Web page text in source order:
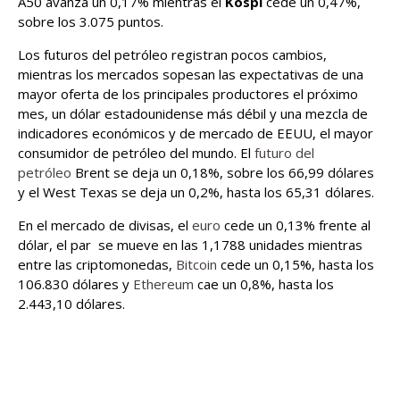
sobre los 3.075 puntos.
Los futuros del petróleo registran pocos cambios,
mientras los mercados sopesan las expectativas de una
mayor oferta de los principales productores el próximo
mes, un dólar estadounidense más débil y una mezcla de
indicadores económicos y de mercado de EEUU, el mayor
consumidor de petróleo del mundo. El futuro del
petróleo Brent se deja un 0,18%, sobre los 66,99 dólares
y el West Texas se deja un 0,2%, hasta los 65,31 dólares.
En el mercado de divisas, el euro cede un 0,13% frente al
dólar, el par se mueve en las 1,1788 unidades mientras
entre las criptomonedas, Bitcoin cede un 0,15%, hasta los
106.830 dólares y Ethereum cae un 0,8%, hasta los
2.443,10 dólares.